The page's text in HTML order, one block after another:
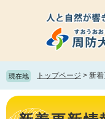
頭
で
す。
飛
ば
て
現在地 トップページ > 新
本
文